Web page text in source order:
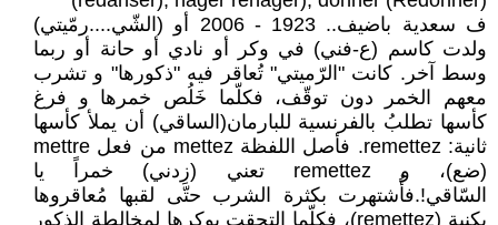
ف سعدية باضيف.. 1923 - 2006 أو (الشّي....رمّيتي)
ولدت كاسم (ع-فني) في وكر أو نادي أو حانة أو ربما
وسط آخر. كانت "الرّميتي" تُعاقر فيه "ذكورها" و تشرب
معهم الخمر دون توقّف، فكلّما خَلُص خمرها و فرغ
كأسها تطلبُ بالفرنسية للبارمان(الساقي) أن يملأ كأسها
ثانية: remettez. فأصل اللفظة mettez من فعل mettre
(ضع)، و remettez تعني (زِدني) خمراً يا
السّاقي!.فأُشتهرت بكثرة الشرب حتّى لقبها مُعاقروها
بكنية (remettez)، فكلّما التحقت بوكرها لمخالطة الذكور